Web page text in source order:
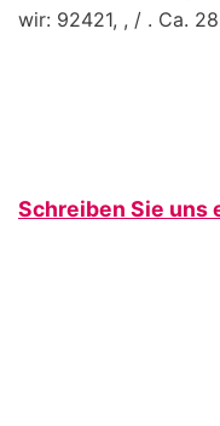
wir: 92421, , / . Ca.
Schreiben Sie uns